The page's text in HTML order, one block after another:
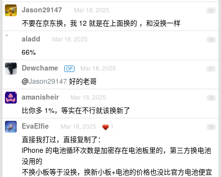
55
Jason29147 Mar 18, 2025
不要在京东换，我 12 就是在上面换的 ，和没换一样
56
aladd Mar 18, 2025
66%
57
Dewchame OP Mar 18, 2025
@Jason29147 好的老哥
58
amanisheir Mar 18, 2025
比你多 1%，等实在不行就该换新了
59
EvaElfie Mar 18, 2025 1
直接我打过，直接复制了：
iPhone 的电池循环次数是加密存在电池板里的，第三方换电池
没用的
不换小板等于没换，换新小板+电池的价格也没比官方电池便宜